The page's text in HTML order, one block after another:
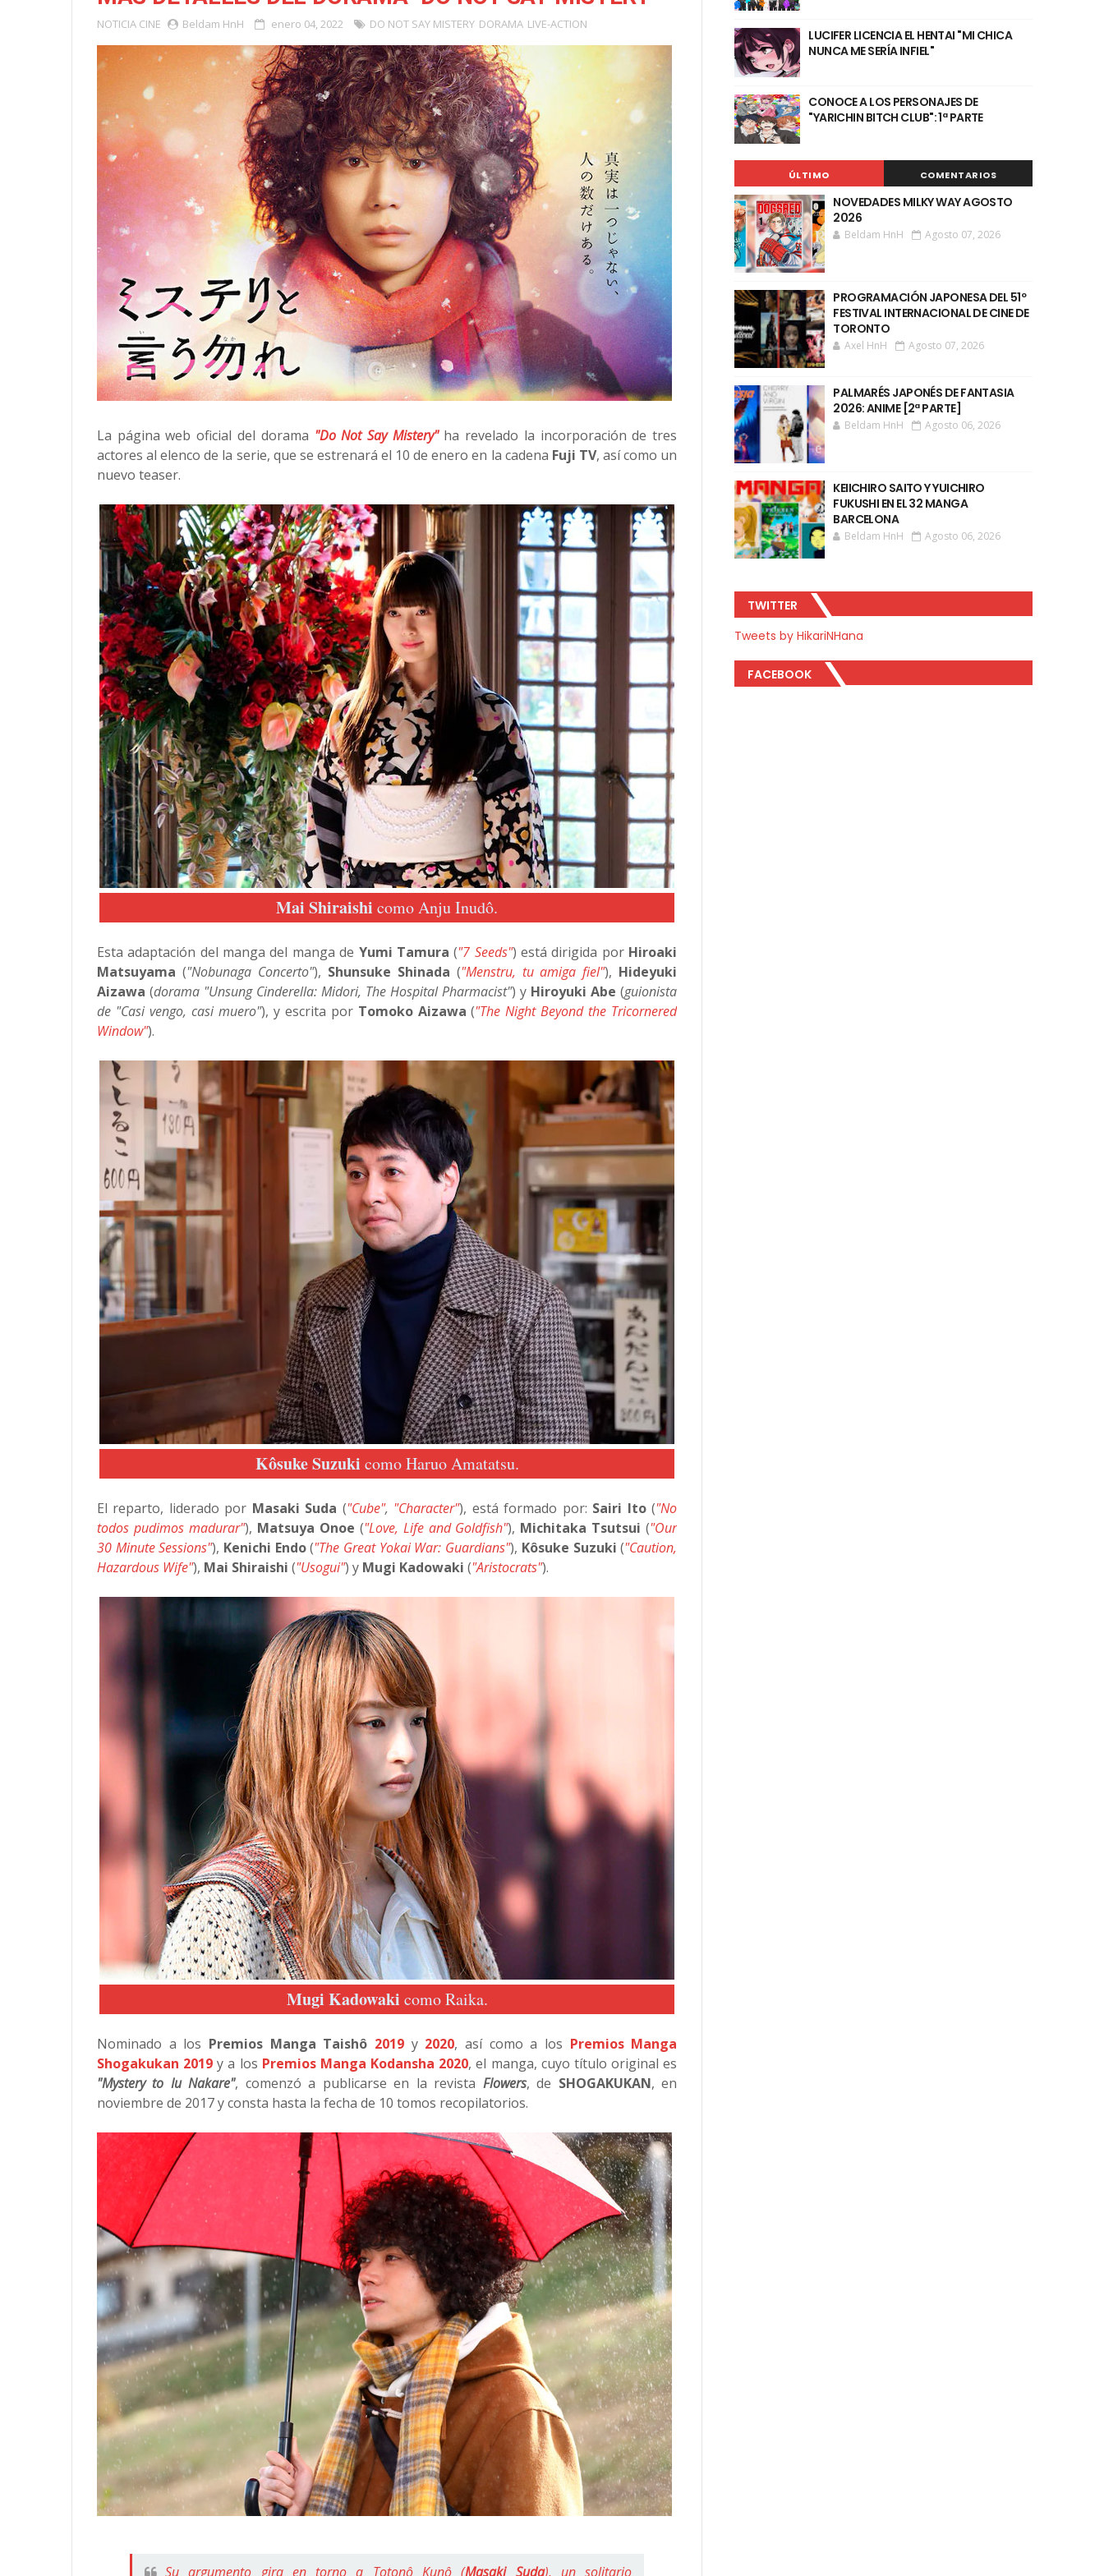
NOTICIA CINE Beldam HnH enero 04, 2022 DO NOT SAY MISTERY DORAMA LIVE-ACTION
La página web oficial del dorama "Do Not Say Mistery"ha revelado la incorporación de tres
actores al elenco de la serie, que se estrenará el 10 de enero en la cadena Fuji TV, así como un
nuevo teaser.
Mai Shiraishi como Anju Inudô.
Esta adaptación del manga del manga de Yumi Tamura("7 Seeds") está dirigida por Hiroaki
Matsuyama ("Nobunaga Concerto"), Shunsuke Shinada ("Menstru, tu amiga fiel"), Hideyuki
Aizawa (dorama "Unsung Cinderella: Midori, The Hospital Pharmacist") y Hiroyuki Abe (guionista
de "Casi vengo, casi muero"), y escrita por Tomoko Aizawa ("The Night Beyond the Tricornered
Window").
Kôsuke Suzuki como Haruo Amatatsu.
El reparto, liderado por Masaki Suda ("Cube", "Character"), está formado por: Sairi Ito("No
todos pudimos madurar"), Matsuya Onoe ("Love, Life and Goldfish"), Michitaka Tsutsui ("Our
30 Minute Sessions"), Kenichi Endo("The Great Yokai War: Guardians"), Kôsuke Suzuki ("Caution,
Hazardous Wife"), Mai Shiraishi ("Usogui") y Mugi Kadowaki ("Aristocrats").
Mugi Kadowaki como Raika.
Nominado a los Premios Manga Taishô 2019y 2020, así como a los Premios Manga
Shogakukan 2019 y a los Premios Manga Kodansha 2020, el manga, cuyo título original es
"Mystery to Iu Nakare", comenzó a publicarse en la revista Flowers, de SHOGAKUKAN, en
noviembre de 2017 y consta hasta la fecha de 10 tomos recopilatorios.
Su argumento gira en torno a Totonô Kunô (Masaki Suda), un solitario
LUCIFER LICENCIA EL HENTAI "MI CHICA
NUNCA ME SERÍA INFIEL"
CONOCE A LOS PERSONAJES DE
"YARICHIN BITCH CLUB": 1ª PARTE
ÚLTIMO COMENTARIOS
NOVEDADES MILKY WAY AGOSTO
2026
Beldam HnH Agosto 07, 2026
PROGRAMACIÓN JAPONESA DEL 51º
FESTIVAL INTERNACIONAL DE CINE DE
TORONTO
Axel HnH Agosto 07, 2026
PALMARÉS JAPONÉS DE FANTASIA
2026: ANIME [2ª PARTE]
Beldam HnH Agosto 06, 2026
KEIICHIRO SAITO Y YUICHIRO
FUKUSHI EN EL 32 MANGA
BARCELONA
Beldam HnH Agosto 06, 2026
TWITTER
Tweets by HikariNHana
FACEBOOK